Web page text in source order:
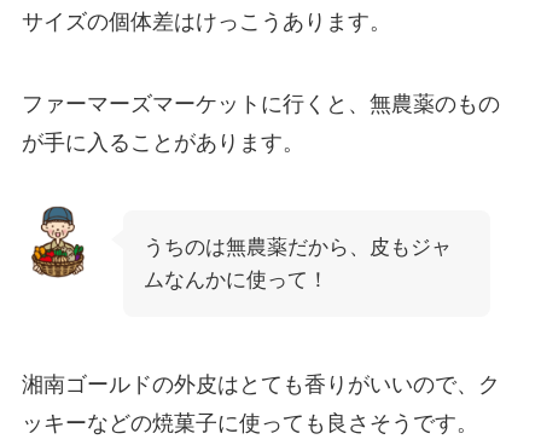
サイズの個体差はけっこうあります。
ファーマーズマーケットに行くと、無農薬のもの
が手に入ることがあります。
うちのは無農薬だから、皮もジャ
ムなんかに使って！
湘南ゴールドの外皮はとても香りがいいので、ク
ッキーなどの焼菓子に使っても良さそうです。